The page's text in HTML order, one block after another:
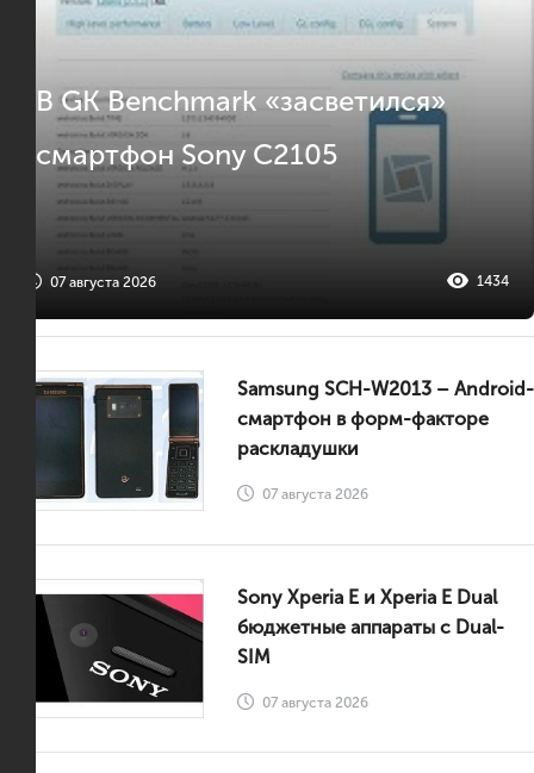
В GK Benchmark «засветился»
смартфон Sony C2105
07 августа 2026 1434
Samsung SCH-W2013 – Android-
смартфон в форм-факторе
раскладушки
07 августа 2026
Sony Xperia E и Xperia E Dual
бюджетные аппараты с Dual-
SIM
07 августа 2026